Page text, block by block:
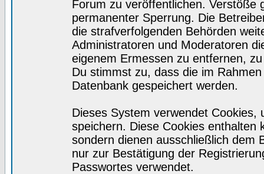
Forum zu veröffentlichen. Verstöße
permanenter Sperrung. Die
die strafverfolgenden Behörden
Administratoren und Moderatoren
eigenem Ermessen zu entfernen,
Du stimmst zu, dass die im
Datenbank gespeichert werden.
Dieses System verwendet
speichern. Diese Cookies enthalten
sondern dienen ausschließlich dem
nur zur Bestätigung der
Passwortes verwendet.